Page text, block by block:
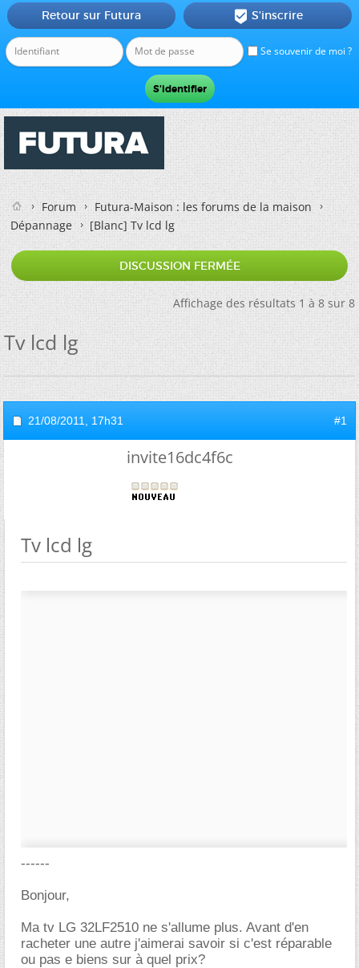
Se souvenir de moi ?
Retour sur Futura  S'inscrire
Forum
Futura-Maison : les forums de la maison
Dépannage
[Blanc]Tv lcd lg
DISCUSSION FERMÉE
Affichage des résultats 1 à 8 sur 8
Tv lcd lg
21/08/2011, 17h31 #1
invite16dc4f6c
Tv lcd lg
------
Bonjour,
Ma tv LG 32LF2510 ne s'allume plus. Avant d'en
racheter une autre j'aimerai savoir si c'est réparable
ou pas e biens sur à quel prix?